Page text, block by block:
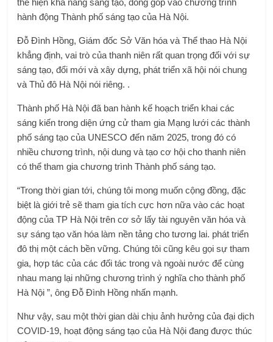
thể hiện khả năng sáng tạo, đóng góp vào chương trình
hành động Thành phố sáng tạo của Hà Nội.
Đỗ Đình Hồng, Giám đốc Sở Văn hóa và Thể thao Hà Nội
khẳng định, vai trò của thanh niên rất quan trọng đối với sự
sáng tạo, đổi mới và xây dựng, phát triển xã hội nói chung
và Thủ đô Hà Nội nói riêng. .
Thành phố Hà Nội đã ban hành kế hoạch triển khai các
sáng kiến ​​trong diện ứng cử tham gia Mạng lưới các thành
phố sáng tạo của UNESCO đến năm 2025, trong đó có
nhiều chương trình, nội dung và tạo cơ hội cho thanh niên
có thể tham gia chương trình Thành phố sáng tạo.
“Trong thời gian tới, chúng tôi mong muốn cộng đồng, đặc
biệt là giới trẻ sẽ tham gia tích cực hơn nữa vào các hoạt
động của TP Hà Nội trên cơ sở lấy tài nguyên văn hóa và
sự sáng tạo văn hóa làm nền tảng cho tương lai. phát triển
đô thị một cách bền vững. Chúng tôi cũng kêu gọi sự tham
gia, hợp tác của các đối tác trong và ngoài nước để cùng
nhau mang lại những chương trình ý nghĩa cho thành phố
Hà Nội ”, ông Đỗ Đình Hồng nhấn mạnh.
Như vậy, sau một thời gian dài chịu ảnh hưởng của đại dịch
COVID-19, hoạt động sáng tạo của Hà Nội đang được thúc